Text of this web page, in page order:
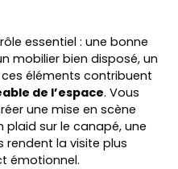
essentiel : une bonne
mobilier bien disposé, un
éléments contribuent
de l’espace. Vous
une mise en scène
plaid sur le canapé, une
rendent la visite plus
émotionnel.